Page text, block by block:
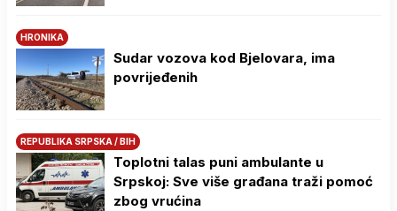
HRONIKA
Sudar vozova kod Bjelovara, ima
povrijeđenih
REPUBLIKA SRPSKA / BIH
Toplotni talas puni ambulante u
Srpskoj: Sve više građana traži pomoć
zbog vrućina